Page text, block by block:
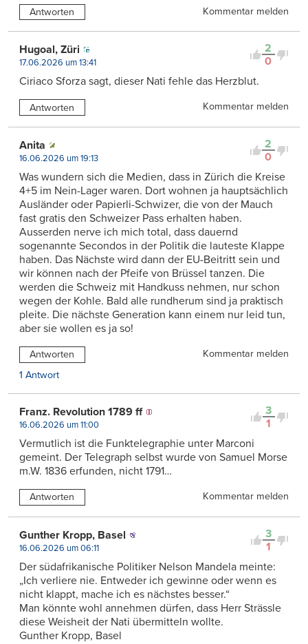
Antworten Kommentar melden
2
0
Hugoal, Züri
17.06.2026 um 13:41
Ciriaco Sforza sagt, dieser Nati fehle das Herzblut.
Antworten Kommentar melden
2
0
Anita
16.06.2026 um 19:13
Was wundern sich die Medien, dass in Zürich die Kreise
4+5 im Nein-Lager waren. Dort wohnen ja hauptsächlich
Ausländer oder Papierli-Schwizer, die von der Mauch
fast gratis den Schweizer Pass erhalten haben.
Ausserden nerve ich mich total, dass dauernd
sogenannte Secondos in der Politik die lauteste Klappe
haben. Das Nächste wird dann der EU-Beitritt sein und
wir können nach der Pfeife von Brüssel tanzen. Die
werden die Schweiz mit Handkuss nehmen, nur schon
wegen der Kohle. Bald alle rundherum sind ja praktisch
pleite. Die nächste Generation kann einem nur leid tun,
aber sie wollen es ja so!
Antworten
Kommentar melden
1 Antwort
3
1
Franz. Revolution 1789 ff
16.06.2026 um 11:00
Vermutlich ist die Funktelegraphie unter Marconi
gemeint. Der Telegraph selbst wurde von Samuel Morse
m.W. 1836 erfunden, nicht 1791…
Antworten Kommentar melden
3
1
Gunther Kropp, Basel
16.06.2026 um 06:11
Der südafrikanische Politiker Nelson Mandela meinte:
„Ich verliere nie. Entweder ich gewinne oder wenn es
nicht klappt, mache ich es nächstes besser.“
Man könnte wohl annehmen dürfen, dass Herr Strässle
diese Weisheit der Nati übermitteln wollte.
Gunther Kropp, Basel